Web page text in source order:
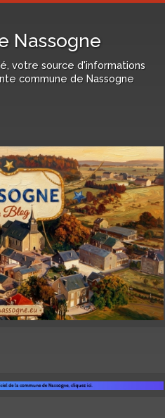
Nassogne
votre source d'informations
commune de Nassogne